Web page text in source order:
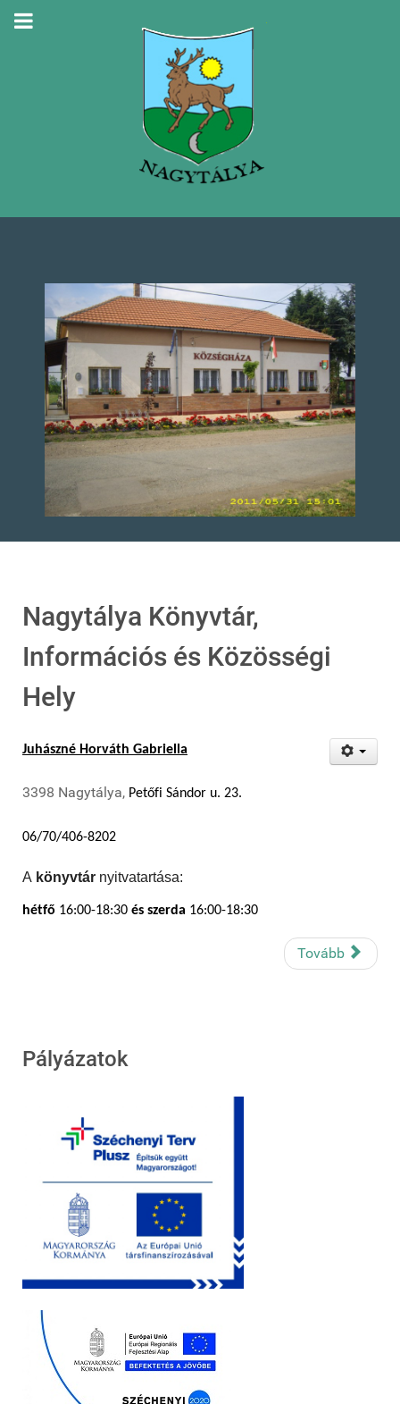
Nagytálya Könyvtár,
Információs és Közösségi
Hely
Juhászné Horváth Gabriella
3398 Nagytálya, Petőfi Sándor u. 23.
06/70/406-8202
A könyvtár nyitvatartása:
hétfő 16:00-18:30 és szerda 16:00-18:30
Tovább
Pályázatok